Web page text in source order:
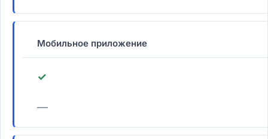
Мобильное приложение
✓
—